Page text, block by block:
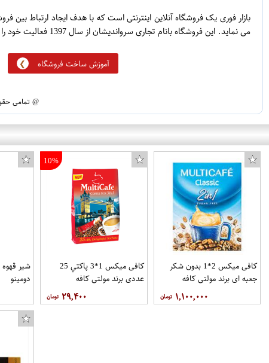
1
5
بازار فوری یک فروشگاه آنلاین اینترنتی است که با هدف ایجاد ارتباط
می نماید. این فروشگاه بانام تجاری سرواندیشان از سال 1397 فعالیت خود را آغاز نموده است.
آموزش ساخت فروشگاه
@ تمامی
کافی میکس 2*1 بدون شکر
جعبه اي برند مولتی کافه
۱,۱۰۰,۰۰۰
10%
کافی میکس 1*3 پاکتي 25
عددي برند مولتی کافه
۲۹,۴۰۰
دومینو